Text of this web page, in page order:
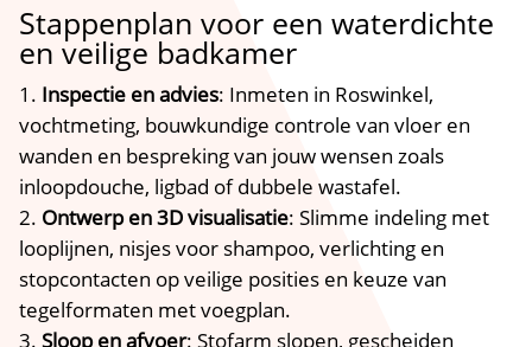
Stappenplan voor een waterdichte
en veilige badkamer
Inspectie en advies: Inmeten in Roswinkel,
vochtmeting, bouwkundige controle van vloer en
wanden en bespreking van jouw wensen zoals
inloopdouche, ligbad of dubbele wastafel.
Ontwerp en 3D visualisatie: Slimme indeling met
looplijnen, nisjes voor shampoo, verlichting en
stopcontacten op veilige posities en keuze van
tegelformaten met voegplan.
Sloop en afvoer: Stofarm slopen, gescheiden